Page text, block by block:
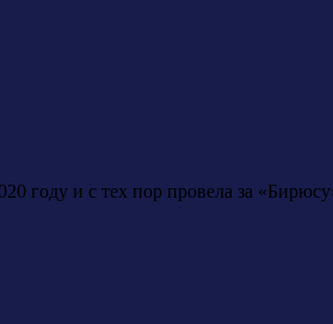
году и с тех пор провела за